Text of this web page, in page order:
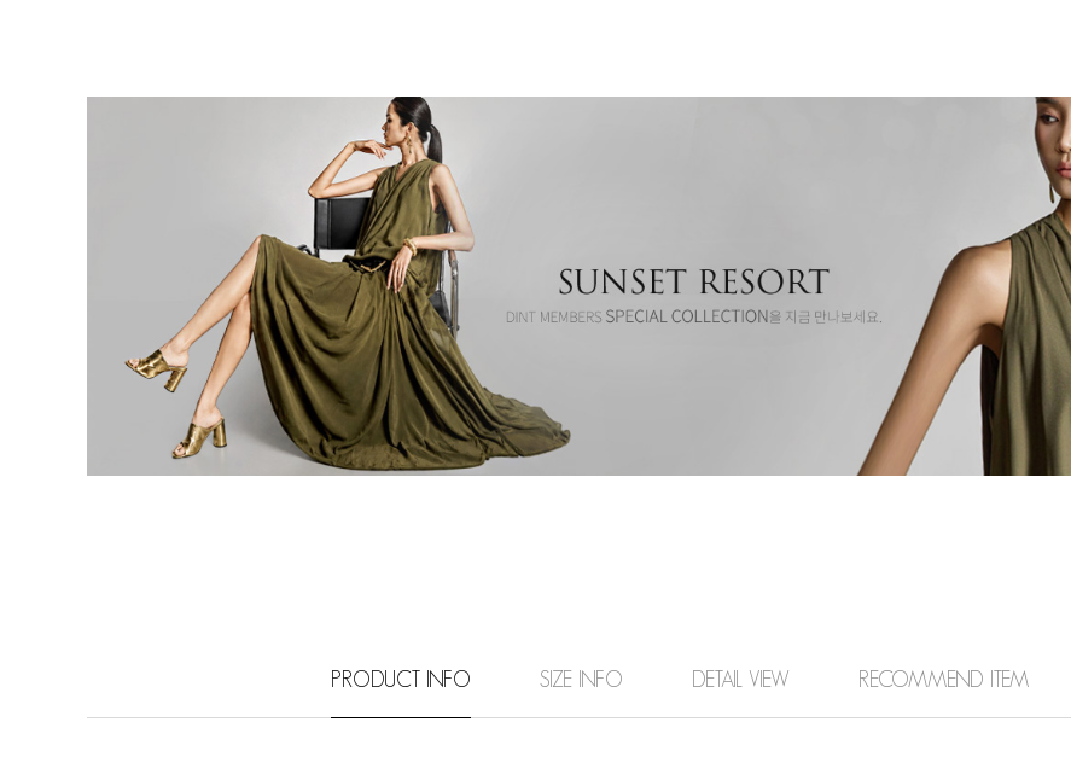
PRODUCT INFO SIZE INFO DETAIL VIEW RECOMMEND ITEM